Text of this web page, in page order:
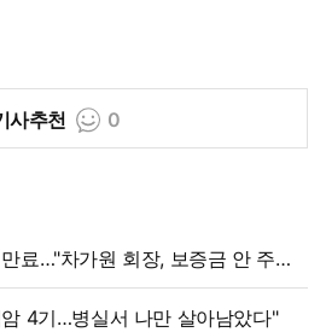
사추천 0
료…"차가원 회장, 보증금 안 주면
4기…병실서 나만 살아남았다"